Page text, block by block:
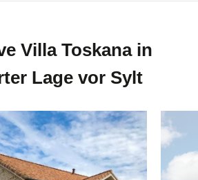
Villa Toskana in
Lage vor Sylt